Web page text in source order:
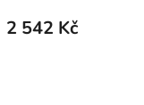
2 542 Kč